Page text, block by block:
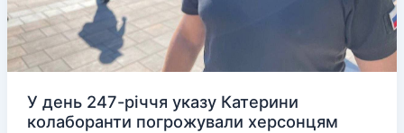
У день 247-річчя указу Катерини
колаборанти погрожували херсонцям